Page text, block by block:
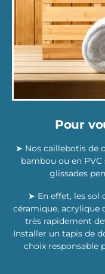
Pour
➤ Nos caillebotis de
bambou ou en
glissades
➤ En effet, les sol
céramique, acrylique
très rapidement
Installer un tapis de
choix responsable